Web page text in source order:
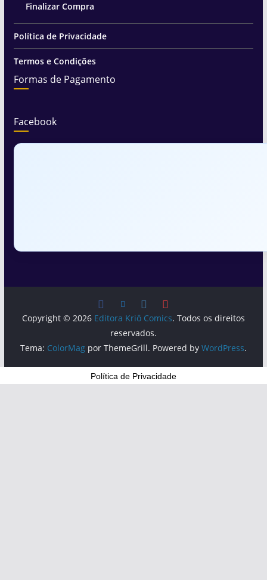
Finalizar Compra
Política de Privacidade
Termos e Condições
Formas de Pagamento
Facebook
Copyright © 2026 Editora Kriô Comics. Todos os direitos
reservados.
Tema: ColorMagpor ThemeGrill. Powered by WordPress.
Política de Privacidade